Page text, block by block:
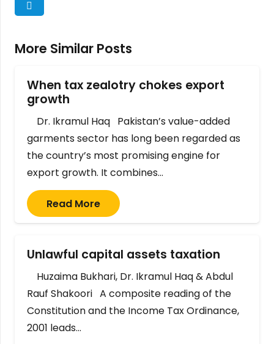
More Similar Posts
When tax zealotry chokes export
growth
Dr. Ikramul Haq Pakistan’s value-added
garments sector has long been regarded as
the country’s most promising engine for
export growth. It combines…
Read More
Unlawful capital assets taxation
Huzaima Bukhari, Dr. Ikramul Haq & Abdul
Rauf Shakoori A composite reading of the
Constitution and the Income Tax Ordinance,
2001 leads…